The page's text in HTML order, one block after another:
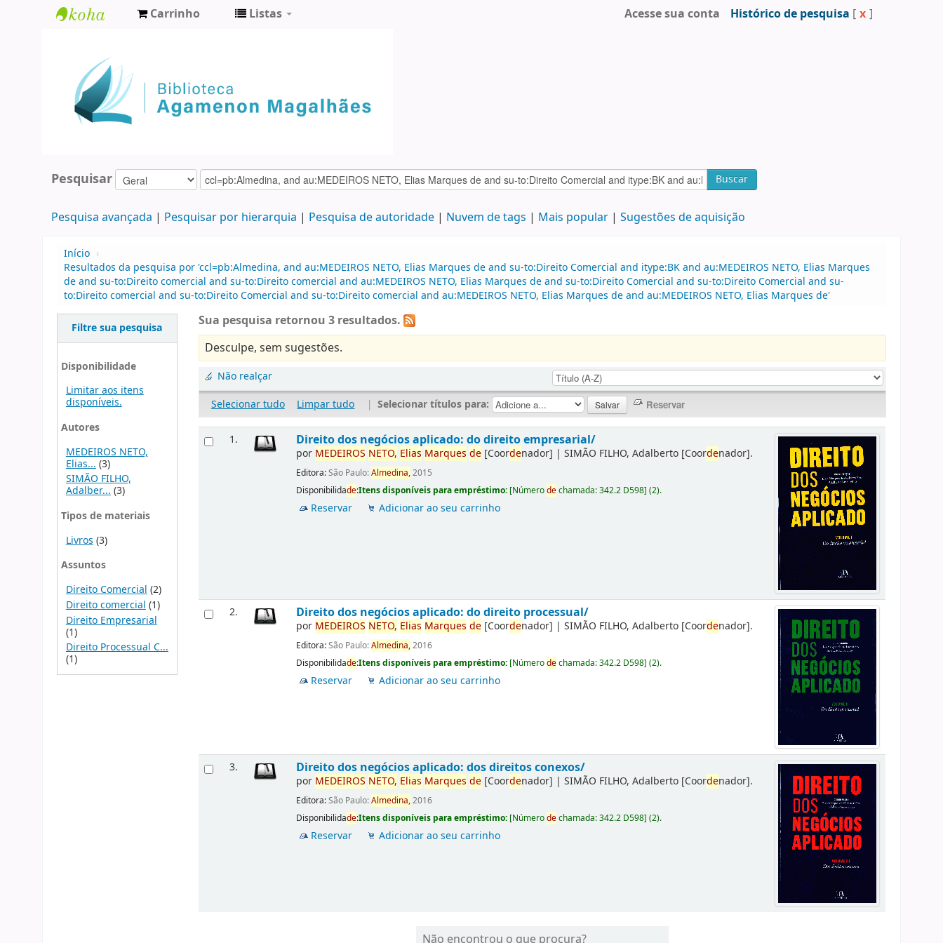
Agamenon
Magalhães
Carrinho Listas Acesse sua conta Histórico de pesquisa [ x ]
Pesquisar Buscar
Pesquisa avançada Pesquisar por hierarquia Pesquisa de autoridade Nuvem de tags Mais popular Sugestões de aquisição
Início ›
Resultados da pesquisa por 'ccl=pb:Almedina, and au:MEDEIROS NETO, Elias Marques de and su-to:Direito Comercial and itype:BK and au:MEDEIROS NETO, Elias Marques
de and su-to:Direito comercial and su-to:Direito comercial and au:MEDEIROS NETO, Elias Marques de and su-to:Direito Comercial and su-to:Direito Comercial and su-
to:Direito comercial and su-to:Direito Comercial and su-to:Direito comercial and au:MEDEIROS NETO, Elias Marques de and au:MEDEIROS NETO, Elias Marques de'
Filtre sua pesquisa
Disponibilidade
Limitar aos itens
disponíveis.
Autores
MEDEIROS NETO,
Elias... (3)
SIMÃO FILHO,
Adalber...(3)
Tipos de materiais
Livros (3)
Assuntos
Direito Comercial (2)
Direito comercial (1)
Direito Empresarial
(1)
Direito Processual C...
(1)
Sua pesquisa retornou 3 resultados.
Desculpe, sem sugestões.
Não realçar
Selecionar tudo
Limpar tudo | Selecionar títulos para:
1. Direito dos negócios aplicado: do direito empresarial/
por MEDEIROS NETO, Elias Marques de [Coordenador] |SIMÃO FILHO, Adalberto [Coordenador].
Editora:São Paulo:Almedina,2015
Disponibilidade:Itens disponíveis para empréstimo: [Númerodechamada:342.2 D598](2).
Reservar Adicionar ao seu carrinho
2. Direito dos negócios aplicado: do direito processual/
por MEDEIROS NETO, Elias Marques de [Coordenador] |SIMÃO FILHO, Adalberto [Coordenador].
Editora:São Paulo:Almedina,2016
Disponibilidade:Itens disponíveis para empréstimo: [Númerodechamada:342.2 D598](2).
Reservar Adicionar ao seu carrinho
3. Direito dos negócios aplicado: dos direitos conexos/
por MEDEIROS NETO, Elias Marques de [Coordenador] |SIMÃO FILHO, Adalberto [Coordenador].
Editora:São Paulo:Almedina,2016
Disponibilidade:Itens disponíveis para empréstimo: [Númerodechamada:342.2 D598](2).
Reservar Adicionar ao seu carrinho